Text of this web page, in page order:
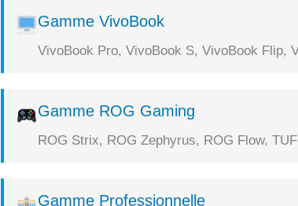
Gamme VivoBook
VivoBook Pro, VivoBook S, VivoBook Flip,
Gamme ROG Gaming
ROG Strix, ROG Zephyrus, ROG Flow,
Gamme Professionnelle